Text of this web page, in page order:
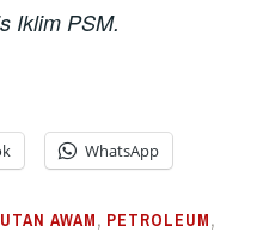
Iklim PSM.
WhatsApp
AWAM, PETROLEUM,